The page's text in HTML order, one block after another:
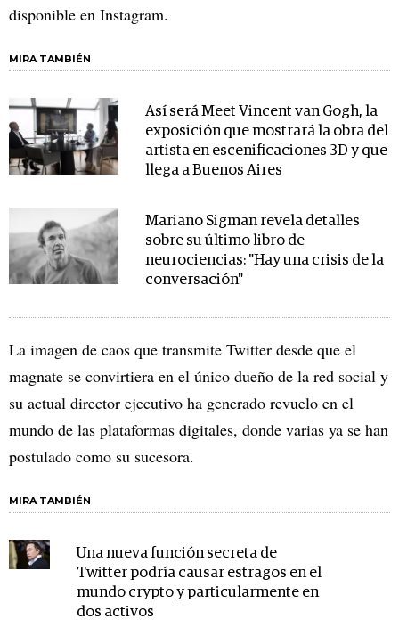
disponible en Instagram.
MIRA TAMBIÉN
Así será Meet Vincent van Gogh, la
exposición que mostrará la obra del
artista en escenificaciones 3D y que
llega a Buenos Aires
Mariano Sigman revela detalles
sobre su último libro de
neurociencias: "Hay una crisis de la
conversación"
La imagen de caos que transmite Twitter desde que el
magnate se convirtiera en el único dueño de la red social y
su actual director ejecutivo ha generado revuelo en el
mundo de las plataformas digitales, donde varias ya se han
postulado como su sucesora.
MIRA TAMBIÉN
Una nueva función secreta de
Twitter podría causar estragos en el
mundo crypto y particularmente en
dos activos